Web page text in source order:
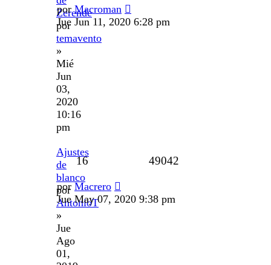
Zerende
por
temavento
»
Mié
Jun
03,
2020
10:16
pm
porMacroman
Jue Jun 11, 2020 6:28 pm
Ajustes
de
blanco
por
AntonioT
»
Jue
Ago
01,
16 49042
porMacrero
Jue May 07, 2020 9:38 pm